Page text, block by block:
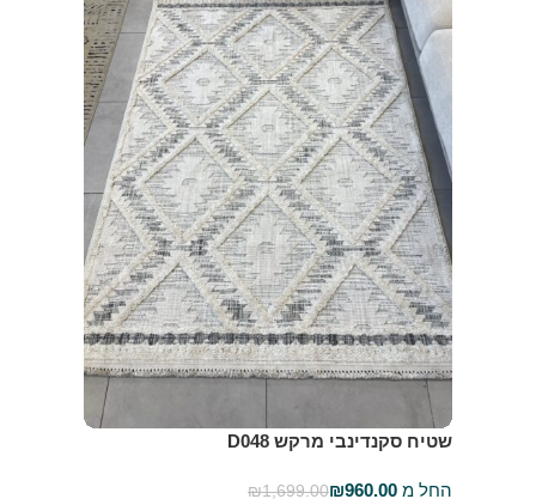
שטיח סקנדינבי מרקש D048
החל מ ₪960.00
₪1,699.00